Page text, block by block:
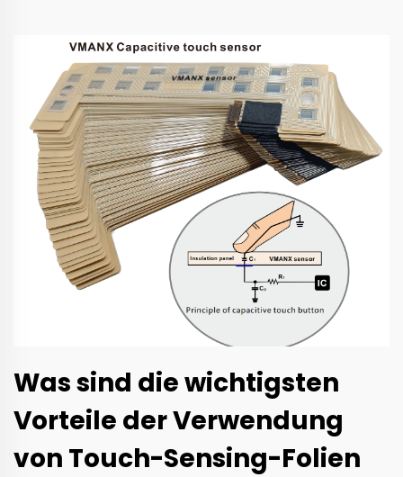
Was sind die wichtigsten
Vorteile der Verwendung
von Touch-Sensing-Folien